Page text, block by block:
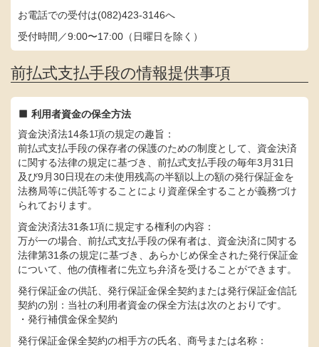
お電話での受付は(082)423-3146へ
受付時間／9:00〜17:00（日曜日を除く）
前払式支払手段の情報提供事項
利用者資金の保全方法
資金決済法14条1項の規定の趣旨：
前払式支払手段の保存者の保護のための制度として、資金決済
に関する法律の規定に基づき、前払式支払手段の毎年3月31日
及び9月30日現在の未使用残高の半額以上の額の発行保証金を
法務局等に供託等することにより資産保全することが義務づけ
られております。
資金決済法31条1項に規定する権利の内容：
万が一の場合、前払式支払手段の保有者は、資金決済に関する
法律第31条の規定に基づき、あらかじめ保全された発行保証金
について、他の債権者に先立ち弁済を受けることができます。
発行保証金の供託、発行保証金保全契約または発行保証金信託
契約の別：当社の利用者資金の保全方法は次のとおりです。
・発行補償金保全契約
発行保証金保全契約の相手方の氏名、商号または名称：